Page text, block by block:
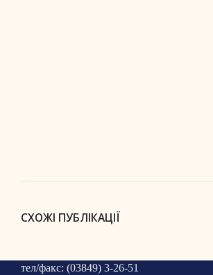
СХОЖІ ПУБЛІКАЦІЇ
тел/факс: (03849) 3-26-51